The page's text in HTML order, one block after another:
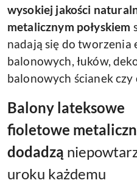
wysokiej jakości
metalicznym połyskiem
nadają się do
balonowych, łuków,
balonowych ścianek
Balony lateksowe
fioletowe
dodadzą
uroku każdemu